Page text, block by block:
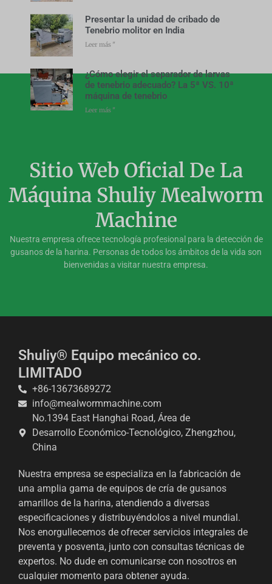
Presentar la unidad de cribado de
Tenebrio molitor en India
Leer más "
¿Cómo elegir el separador de larvas
de tenebrio adecuado? La 5ª VS. 10ª
máquina de tenebrio
Leer más "
Sitio Web Oficial De La
Máquina Shuliy Mealworm
Machine
Nuestra empresa ofrece tecnología profesional para la detección de
gusanos de la harina. Personas de todos los ámbitos de la vida son
bienvenidas a visitar nuestra empresa.
Shuliy® Equipo mecánico co.
LIMITADO
+86-13673689272
info@mealwormmachine.com
No.1394 East Hanghai Road, Área de
Desarrollo Económico-Tecnológico, Zhengzhou,
China
Nuestra empresa se especializa en la fabricación de
una amplia gama de equipos de cría de gusanos
amarillos de la harina, atendiendo a diversas
especificaciones y distribuyéndolos a nivel mundial.
Nos enorgullecemos de ofrecer servicios integrales de
preventa y posventa, junto con consultas técnicas de
expertos. No dude en comunicarse con nosotros en
cualquier momento para obtener ayuda.